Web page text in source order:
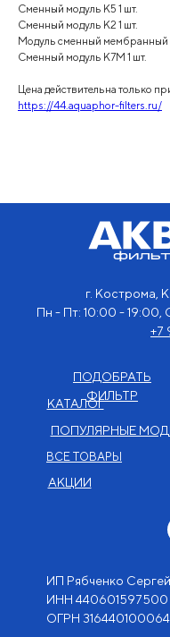
Сменный модуль K5 1 шт.
Сменный модуль K2 1 шт.
Модуль сменный мембранный
Сменный модуль К7M 1 шт.
Цена действительна только
https://44.aquaphor-filters.ru/
г. Кострома,
Пн - Пт: 10:00 - 19:00,
+7
КАТАЛОГ
АКЦИИ
ПОПУЛЯРНЫЕ
ВСЕ ТОВАРЫ
ПОДОБРАТЬ
ФИЛЬТР
ИП Рябченко
ИНН 440601597500
OГРН